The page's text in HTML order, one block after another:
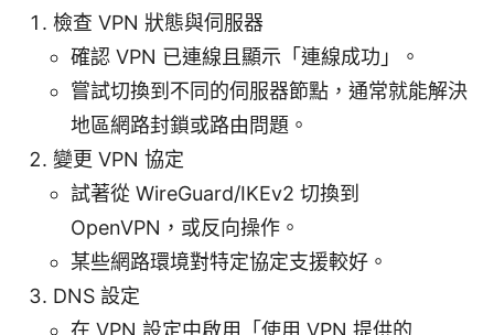
檢查 VPN 狀態與伺服器
確認 VPN 已連線且顯示「連線成功」。
嘗試切換到不同的伺服器節點，通常就能解決
地區網路封鎖或路由問題。
變更 VPN 協定
試著從 WireGuard/IKEv2 切換到
OpenVPN，或反向操作。
某些網路環境對特定協定支援較好。
DNS 設定
在 VPN 設定中啟用「使用 VPN 提供的